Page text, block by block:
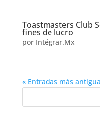
Toastmasters Club
fines de lucro
por Intégrar.Mx
« Entradas más